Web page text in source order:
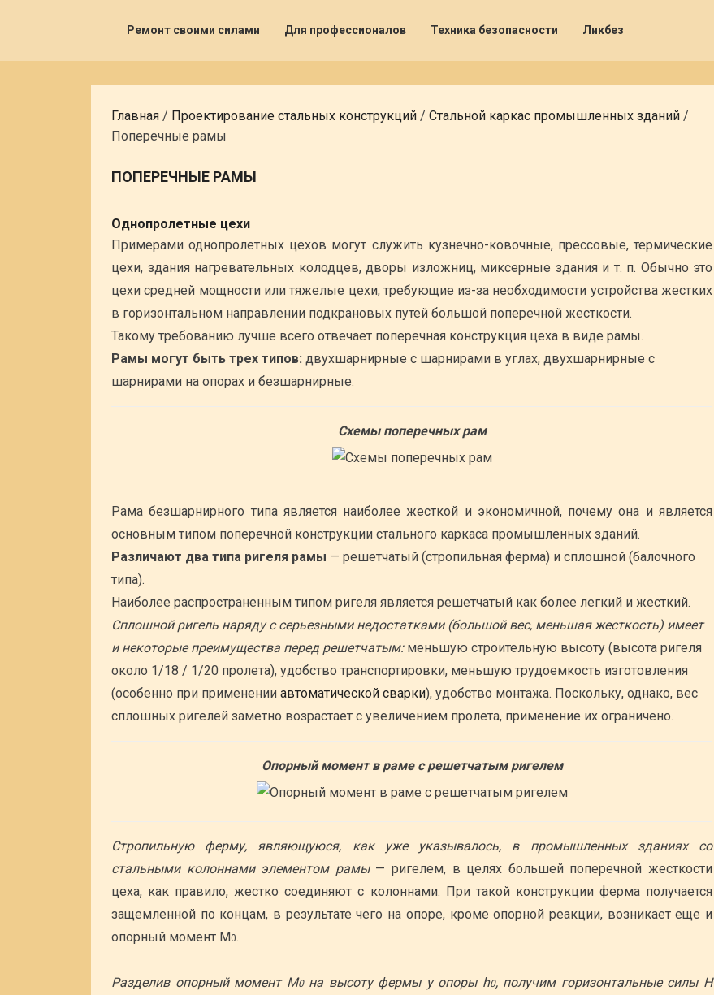
Ремонт своими силами Для профессионалов Техника безопасности Ликбез
Главная / Проектирование стальных конструкций / Стальной каркас промышленных зданий /
Поперечные рамы
ПОПЕРЕЧНЫЕ РАМЫ
Однопролетные цехи
Примерами однопролетных цехов могут служить кузнечно-ковочные, прессовые, термические
цехи, здания нагревательных колодцев, дворы изложниц, миксерные здания и т. п. Обычно это
цехи средней мощности или тяжелые цехи, требующие из-за необходимости устройства жестких
в горизонтальном направлении подкрановых путей большой поперечной жесткости.
Такому требованию лучше всего отвечает поперечная конструкция цеха в виде рамы.
Рамы могут быть трех типов: двухшарнирные с шарнирами в углах, двухшарнирные с
шарнирами на опорах и безшарнирные.
Схемы поперечных рам
Рама безшарнирного типа является наиболее жесткой и экономичной, почему она и является
основным типом поперечной конструкции стального каркаса промышленных зданий.
Различают два типа ригеля рамы — решетчатый (стропильная ферма) и сплошной (балочного
типа).
Наиболее распространенным типом ригеля является решетчатый как более легкий и жесткий.
Сплошной ригель наряду с серьезными недостатками (большой вес, меньшая жесткость) имеет
и некоторые преимущества перед решетчатым:меньшую строительную высоту (высота ригеля
около 1/18 / 1/20 пролета), удобство транспортировки, меньшую трудоемкость изготовления
(особенно при применении автоматической сварки), удобство монтажа. Поскольку, однако, вес
сплошных ригелей заметно возрастает с увеличением пролета, применение их ограничено.
Опорный момент в раме с решетчатым ригелем
Стропильную ферму, являющуюся, как уже указывалось, в промышленных зданиях со
стальными колоннами элементом рамы— ригелем, в целях большей поперечной жесткости
цеха, как правило, жестко соединяют с колоннами. При такой конструкции ферма получается
защемленной по концам, в результате чего на опоре, кроме опорной реакции, возникает еще и
опорный момент М0.
Разделив опорный момент М0на высоту фермы у опоры h0, получим горизонтальные силы Н